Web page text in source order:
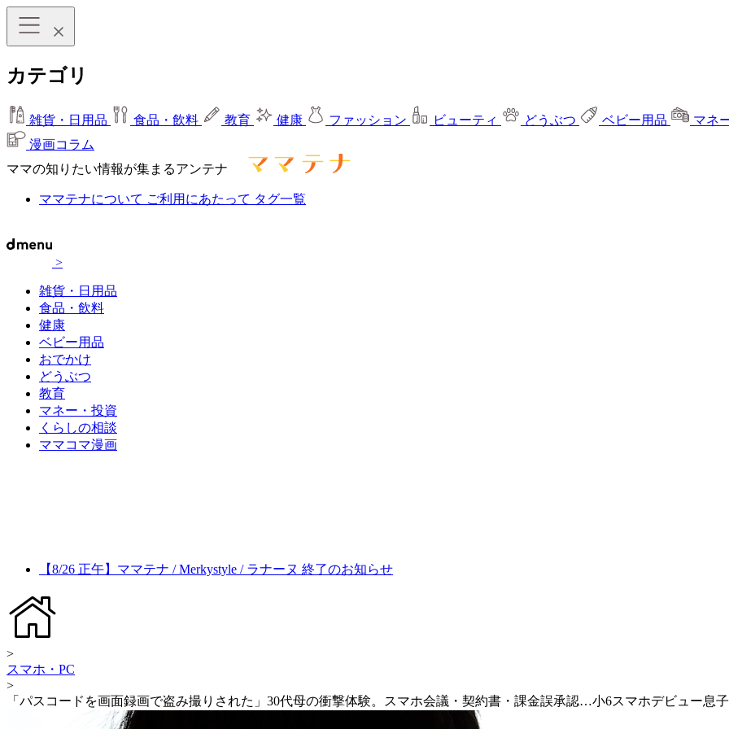
カテゴリ
雑貨・日用品 食品・飲料 教育 健康 ファッション ビューティ どうぶつ ベビー用品 マネ
漫画コラム
ママの知りたい情報が集まるアンテナ
ママテナについて ご利用にあたって タグ一覧
>
雑貨・日用品
食品・飲料
健康
ベビー用品
おでかけ
どうぶつ
教育
マネー・投資
くらしの相談
ママコマ漫画
【8/26 正午】ママテナ / Merkystyle / ラナーヌ 終了のお知らせ
>
スマホ・PC
>
「パスコードを画面録画で盗み撮りされた」30代母の衝撃体験。スマホ会議・契約書・課金誤承認…小6スマホデビュー息